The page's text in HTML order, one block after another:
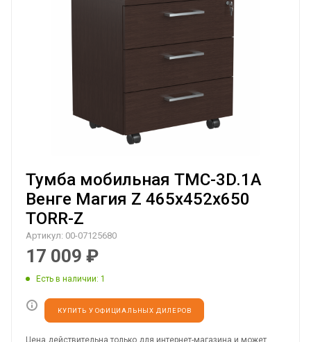
Тумба мобильная TMC-3D.1A
Венге Магия Z 465х452х650
TORR-Z
Артикул: 00-07125680
17 009 ₽
Есть в наличии: 1
КУПИТЬ У ОФИЦИАЛЬНЫХ ДИЛЕРОВ
Цена действительна только для интернет-магазина и может